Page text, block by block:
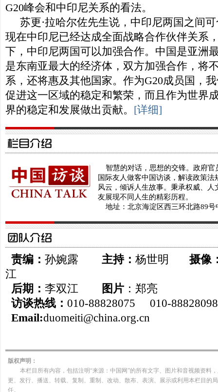
G20峰会和中印尼关系的看法。
苏更·拉哈尔佐先生说，中印尼两国之间
现在中印尼已经达成全面战略合作伙伴关系
下，中印尼两国可以加强合作。中国是亚洲
是东南亚最大的经济体，双方加强合作，将
系，还将惠及其他国家。作为G20成员国，
促进这一区域的稳定和繁荣，而且作为世界
界的稳定和发展做出贡献。 [详细]
智慧的对话，思想的交锋。政府官
国际友人做客中国访谈，解读政策
风云，倾诉人生故事。秉承权威、
友展现不同人生的精彩历程。
地址：北京海淀区西三环北路89号
责编： 孙婉露 主持： 杨世明 摄像
江
后期： 李双江 图片 ：郑
访谈热线： 010-88828075 010-88828098
Email:duomeiti@china.org.cn
版权声明：
本栏目所有内容，包括注明“来源：中国网”的所有文字、图片和音视频资
更、发行、播送、转载、复制、重制、改动、散布、表演、展示或利用本栏目
任。